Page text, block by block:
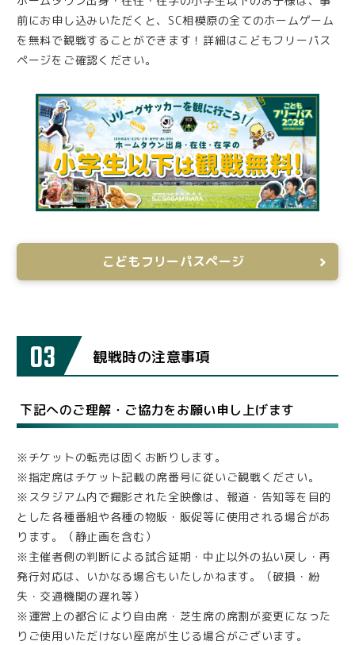
前にお申し込みいただくと、SC相模原の全てのホームゲーム
を無料で観戦することができます！詳細はこどもフリーパス
ページをご確認ください。
こどもフリーパスページ
03 観戦時の注意事項
下記へのご理解・ご協力をお願い申し上げます
※チケットの転売は固くお断りします。
※指定席はチケット記載の席番号に従いご観戦ください。
※スタジアム内で撮影された全映像は、報道・告知等を目的
とした各種番組や各種の物販・販促等に使用される場合があ
ります。（静止画を含む）
※主催者側の判断による試合延期・中止以外の払い戻し・再
発行対応は、いかなる場合もいたしかねます。（破損・紛
失・交通機関の遅れ等）
※運営上の都合により自由席・芝生席の席割が変更になった
りご使用いただけない座席が生じる場合がございます。